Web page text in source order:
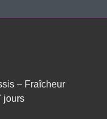
– Fraîcheur
jours